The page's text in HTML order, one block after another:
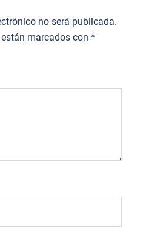
no será publicada.
marcados con *